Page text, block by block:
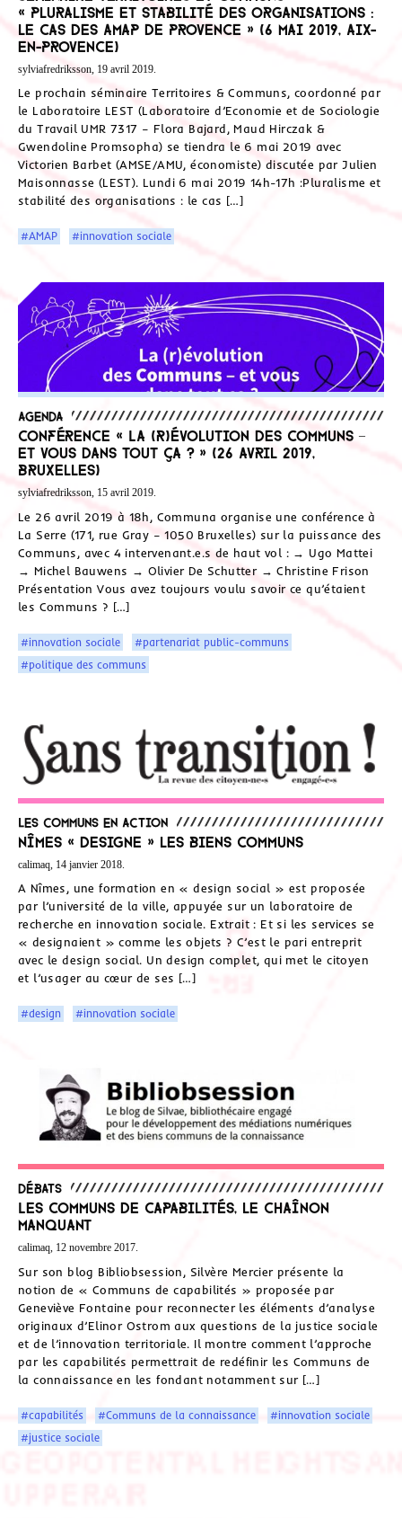
« Pluralisme et stabilité des organisations :
le cas des AMAP de Provence » (6 mai 2019, Aix-
en-Provence)
sylviafredriksson, 19 avril 2019.
Le prochain séminaire Territoires & Communs, coordonné par
le Laboratoire LEST (Laboratoire d’Economie et de Sociologie
du Travail UMR 7317 – Flora Bajard, Maud Hirczak &
Gwendoline Promsopha) se tiendra le 6 mai 2019 avec
Victorien Barbet (AMSE/AMU, économiste) discutée par Julien
Maisonnasse (LEST). Lundi 6 mai 2019 14h-17h :Pluralisme et
stabilité des organisations : le cas […]
#AMAP #innovation sociale
Agenda
Conférence « La (r)évolution des Communs –
et vous dans tout ça ? » (26 avril 2019,
Bruxelles)
sylviafredriksson, 15 avril 2019.
Le 26 avril 2019 à 18h, Communa organise une conférence à
La Serre (171, rue Gray – 1050 Bruxelles) sur la puissance des
Communs, avec 4 intervenant.e.s de haut vol : → Ugo Mattei
→ Michel Bauwens → Olivier De Schutter → Christine Frison
Présentation Vous avez toujours voulu savoir ce qu’étaient
les Communs ? […]
#innovation sociale
#partenariat public-communs
#politique des communs
Les communs en action
Nîmes « designe » les biens communs
calimaq, 14 janvier 2018.
A Nîmes, une formation en « design social » est proposée
par l’université de la ville, appuyée sur un laboratoire de
recherche en innovation sociale. Extrait : Et si les services se
« designaient » comme les objets ? C’est le pari entreprit
avec le design social. Un design complet, qui met le citoyen
et l’usager au cœur de ses […]
#design #innovation sociale
Débats
Les communs de capabilités, le chaînon
manquant
calimaq, 12 novembre 2017.
Sur son blog Bibliobsession, Silvère Mercier présente la
notion de « Communs de capabilités » proposée par
Geneviève Fontaine pour reconnecter les éléments d’analyse
originaux d’Elinor Ostrom aux questions de la justice sociale
et de l’innovation territoriale. Il montre comment l’approche
par les capabilités permettrait de redéfinir les Communs de
la connaissance en les fondant notamment sur […]
#capabilités #Communs de la connaissance
#innovation sociale
#justice sociale